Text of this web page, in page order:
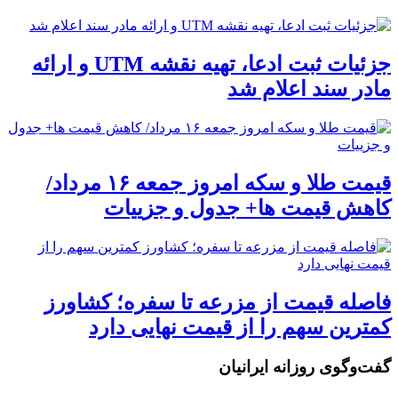
جزئیات ثبت ادعا، تهیه نقشه UTM و ارائه
مادر سند اعلام شد
قیمت طلا و سکه امروز جمعه ۱۶ مرداد/
کاهش قیمت ها+ جدول و جزییات
فاصله قیمت از مزرعه تا سفره؛ کشاورز
کمترین سهم را از قیمت نهایی دارد
گفت‌وگوی روزانه ایرانیان